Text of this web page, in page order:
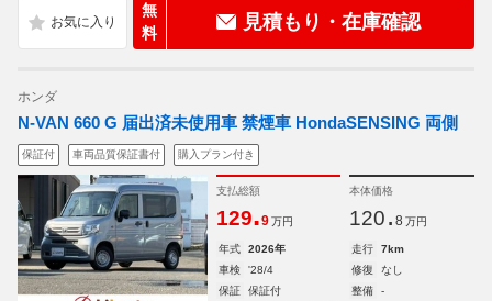
無
料
見積もり・在庫確認
ホンダ
N-VAN 660 G 届出済未使用車 禁煙車 HondaSENSING 両側
保証付 車両品質保証書付 購入プラン付き
支払総額
129.9 万円
本体価格
120. 8 万円
年式 2026年 走行
7km
車検
'28/4 修復
なし
保証
保証付 整備
-